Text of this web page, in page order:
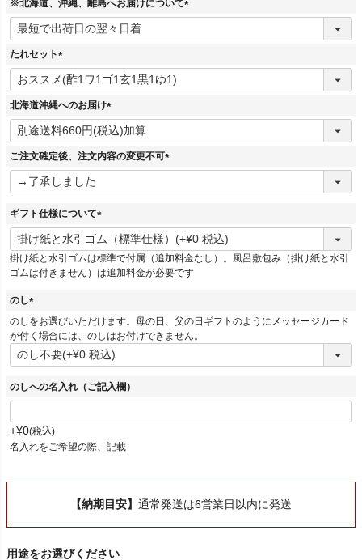
※北海道、沖縄、離島へお届けについて
(
たれセット
(
必
須
北海道沖縄へのお届け
(
必
須
ご注文確定後、注文内容の変更不可
(
ギフト仕様について
(
必
須
)
掛け紙と水引ゴムは標準で付属（追加料金なし）。風呂敷包み（掛け紙と水引
ゴムは付きません）は追加料金が必要です
のし
(
必
須
)
のしをお選びいただけます。母の日、父の日ギフトのようにメッセージカード
が付く場合には、のしはお付けできません。
のしへの名入れ（ご記入欄）
+¥0 税込
名入れをご希望の際、記載
【納期目安】 通常発送は6営業日以内に発送
用途をお選びください